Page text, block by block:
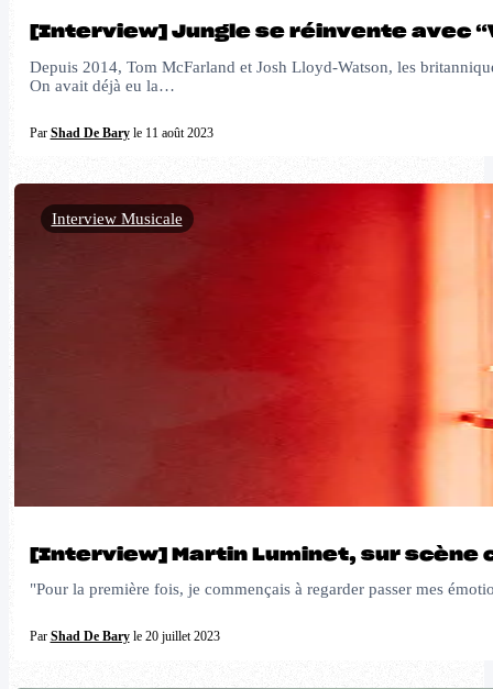
[Interview] Jungle se réinvente avec
Depuis 2014, Tom McFarland et Josh Lloyd-Watson, les
On avait déjà eu la…
Par Shad De Baryle 11 août 2023
[Interview] Martin Luminet, sur scène
"Pour la première fois, je commençais à regarder passer mes
Par Shad De Baryle 20 juillet 2023
Interview Musicale